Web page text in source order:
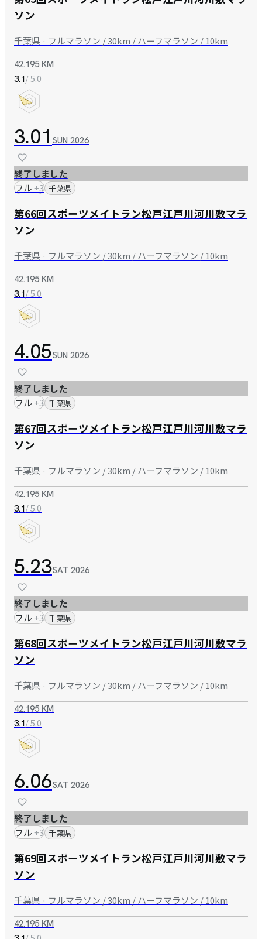
ソン
千葉県 · フルマラソン / 30km / ハーフマラソン / 10km
42.195 KM
3.1/ 5.0
3.01 SUN 2026
終了しました
フル+3 千葉県
第66回スポーツメイトラン松戸江戸川河川敷マラ
ソン
千葉県 · フルマラソン / 30km / ハーフマラソン / 10km
42.195 KM
3.1/ 5.0
4.05SUN 2026
終了しました
フル+3 千葉県
第67回スポーツメイトラン松戸江戸川河川敷マラ
ソン
千葉県 · フルマラソン / 30km / ハーフマラソン / 10km
42.195 KM
3.1/ 5.0
5.23SAT 2026
終了しました
フル+3 千葉県
第68回スポーツメイトラン松戸江戸川河川敷マラ
ソン
千葉県 · フルマラソン / 30km / ハーフマラソン / 10km
42.195 KM
3.1/ 5.0
6.06SAT 2026
終了しました
フル+3 千葉県
第69回スポーツメイトラン松戸江戸川河川敷マラ
ソン
千葉県 · フルマラソン / 30km / ハーフマラソン / 10km
42.195 KM